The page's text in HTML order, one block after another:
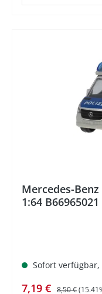
Mercedes-
1:64 B66965021
Sofort verfügbar,
Verkaufspreis:
7,19 € Regulärer
8,50 €